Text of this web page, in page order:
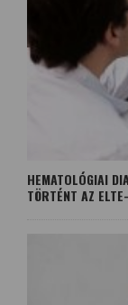
HEMATOLÓGIAI
TÖRTÉNT AZ